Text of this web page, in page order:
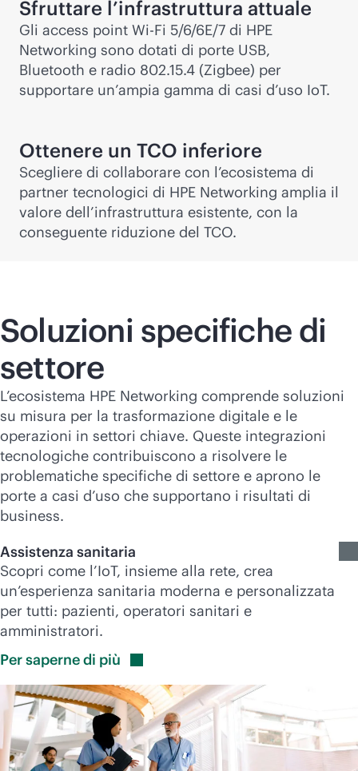
Sfruttare l’infrastruttura attuale
Gli access point Wi-Fi 5/6/6E/7 di HPE
Networking sono dotati di porte USB,
Bluetooth e radio 802.15.4 (Zigbee) per
supportare un’ampia gamma di casi d’uso IoT.
Ottenere un TCO inferiore
Scegliere di collaborare con l’ecosistema di
partner tecnologici di HPE Networking amplia il
valore dell’infrastruttura esistente, con la
conseguente riduzione del TCO.
Soluzioni specifiche di
settore
L’ecosistema HPE Networking comprende soluzioni
su misura per la trasformazione digitale e le
operazioni in settori chiave. Queste integrazioni
tecnologiche contribuiscono a risolvere le
problematiche specifiche di settore e aprono le
porte a casi d’uso che supportano i risultati di
business.
Assistenza sanitaria
Scopri come l’IoT, insieme alla rete, crea
un’esperienza sanitaria moderna e personalizzata
per tutti: pazienti, operatori sanitari e
amministratori.
Per saperne di più